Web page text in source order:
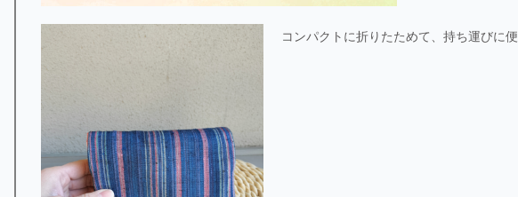
コンパクトに折りたためて、持ち運びに便